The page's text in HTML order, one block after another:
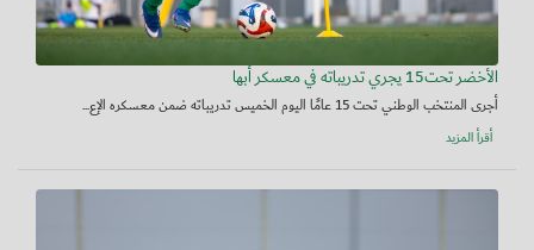
الأخضر تحت15 يجري تدريباته في معسكر أبها
أجرى المنتخب الوطني تحت 15 عامًا اليوم الخميس تدريباته ضمن معسكره الإع...
أقرأ المزيد